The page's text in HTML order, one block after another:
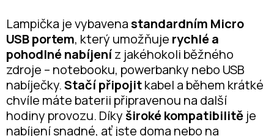
Lampička je vybavenastandardním Micro
USB portem, který umožňuje rychlé a
pohodlné nabíjeníz jakéhokoli běžného
zdroje – notebooku, powerbanky nebo USB
nabíječky.Stačí připojitkabel a během krátké
chvíle máte baterii připravenou na další
hodiny provozu. Díky široké kompatibilitě je
nabíjení snadné, ať jste doma nebo na